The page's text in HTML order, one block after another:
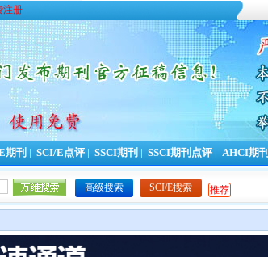
注册
期刊 SCI/E点评 SSCI期刊 SSCI期刊点评 AHCI期刊
高级搜索 SCI/E搜索 推荐